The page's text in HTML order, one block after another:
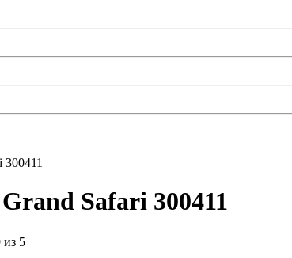
Safari 300411
из 5